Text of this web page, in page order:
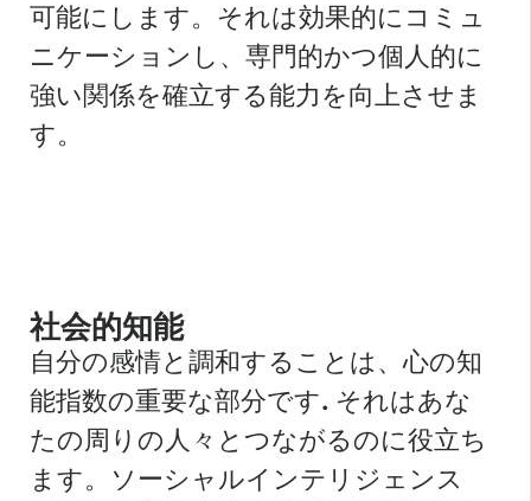
可能にします。それは効果的にコミュ
ニケーションし、専門的かつ個人的に
強い関係を確立する能力を向上させま
す。
社会的知能
自分の感情と調和することは、心の知
能指数の重要な部分です. それはあな
たの周りの人々とつながるのに役立ち
ます。ソーシャルインテリジェンス